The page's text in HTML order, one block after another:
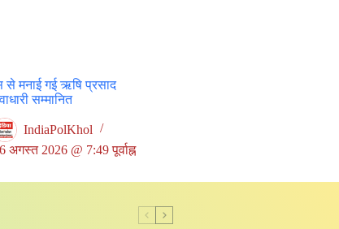
से मनाई गई ऋषि प्रसाद
सम्मानित
IndiaPolKhol
अगस्त 2026 @ 7:49 पूर्वाह्न